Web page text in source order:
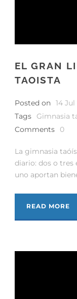
EL GRAN
TAOISTA
Posted on 14 Jul
Tags
Gimnasia
Comments
0
La gimnasia
diario: dos o tres
uno aportan
READ MORE